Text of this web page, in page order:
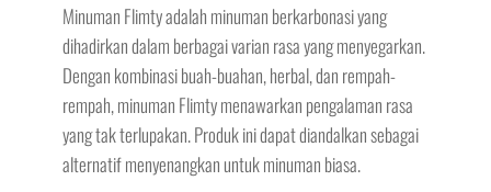
Minuman Flimty adalah minuman berkarbonasi yang
dihadirkan dalam berbagai varian rasa yang menyegarkan.
Dengan kombinasi buah-buahan, herbal, dan rempah-
rempah, minuman Flimty menawarkan pengalaman rasa
yang tak terlupakan. Produk ini dapat diandalkan sebagai
alternatif menyenangkan untuk minuman biasa.